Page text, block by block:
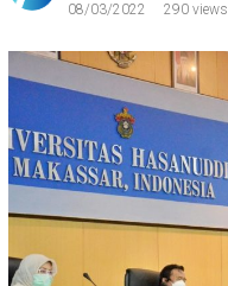
08/03/2022
290 views